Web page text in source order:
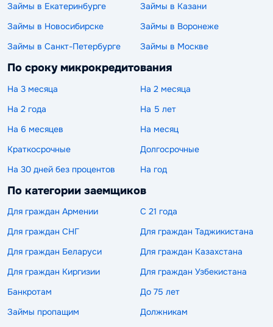
Займы в Екатеринбурге
Займы в Казани
Займы в Новосибирске
Займы в Воронеже
Займы в Санкт-Петербурге
Займы в Москве
По сроку микрокредитования
На 3 месяца
На 2 месяца
На 2 года
На 5 лет
На 6 месяцев
На месяц
Краткосрочные
Долгосрочные
На 30 дней без процентов
На год
По категории заемщиков
Для граждан Армении
С 21 года
Для граждан СНГ
Для граждан Таджикистана
Для граждан Беларуси
Для граждан Казахстана
Для граждан Киргизии
Для граждан Узбекистана
Банкротам
До 75 лет
Займы пропащим
Должникам